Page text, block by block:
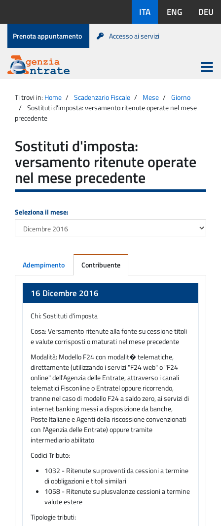
contenuto
disponibili:
ITA ENG DEU
Menu
di
servizio
Prenota appuntamento Accesso ai servizi
Agenzia
Entrate
Apri
menu
principale
Ti trovi in: Home Scadenzario Fiscale Mese
Giorno
Sostituti d'imposta: versamento ritenute operate nel mese
precedente
Sostituti d'imposta:
versamento ritenute operate
nel mese precedente
Seleziona il mese:
Adempimento Contribuente
16 Dicembre 2016
Chi:Sostituti d'imposta
Cosa:Versamento ritenute alla fonte su cessione titoli
e valute corrisposti o maturati nel mese precedente
Modalità: Modello F24 con modalit� telematiche,
direttamente (utilizzando i servizi "F24 web" o "F24
online" dell'Agenzia delle Entrate, attraverso i canali
telematici Fisconline o Entratel oppure ricorrendo,
tranne nel caso di modello F24 a saldo zero, ai servizi di
internet banking messi a disposizione da banche,
Poste Italiane e Agenti della riscossione convenzionati
con l'Agenzia delle Entrate) oppure tramite
intermediario abilitato
Codici Tributo:
1032 - Ritenute su proventi da cessioni a termine
di obbligazioni e titoli similari
1058 - Ritenute su plusvalenze cessioni a termine
valute estere
Tipologie tributi: